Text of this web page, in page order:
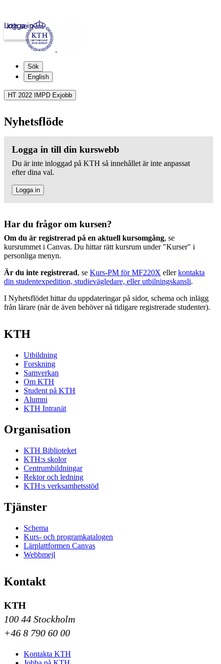
kth.se
Logga in
Sök
English
HT 2022 IMPD Exjobb
Nyhetsflöde
Logga in till din kurswebb
Du är inte inloggad på KTH så innehållet är inte anpassat
efter dina val.
Logga in
Har du frågor om kursen?
Om du är registrerad på en aktuell kursomgång, se
kursrummet i Canvas. Du hittar rätt kursrum under "Kurser" i
personliga menyn.
Är du inte registrerad, se Kurs-PM för MF220X ellerkontakta
din studentexpedition, studievägledare, eller utbilningskansli.
I Nyhetsflödet hittar du uppdateringar på sidor, schema och inlägg
från lärare (när de även behöver nå tidigare registrerade studenter).
KTH
Utbildning
Forskning
Samverkan
Om KTH
Student på KTH
Alumni
KTH Intranät
Organisation
KTH Biblioteket
KTH:s skolor
Centrumbildningar
Rektor och ledning
KTH:s verksamhetsstöd
Tjänster
Schema
Kurs- och programkatalogen
Lärplattformen Canvas
Webbmejl
Kontakt
KTH
100 44 Stockholm
+46 8 790 60 00
Kontakta KTH